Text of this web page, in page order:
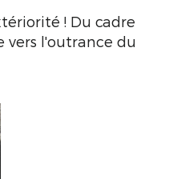
! Du cadre
vers l'outrance du